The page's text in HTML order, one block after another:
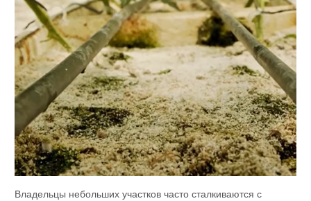
Владельцы небольших участков часто сталкиваются с